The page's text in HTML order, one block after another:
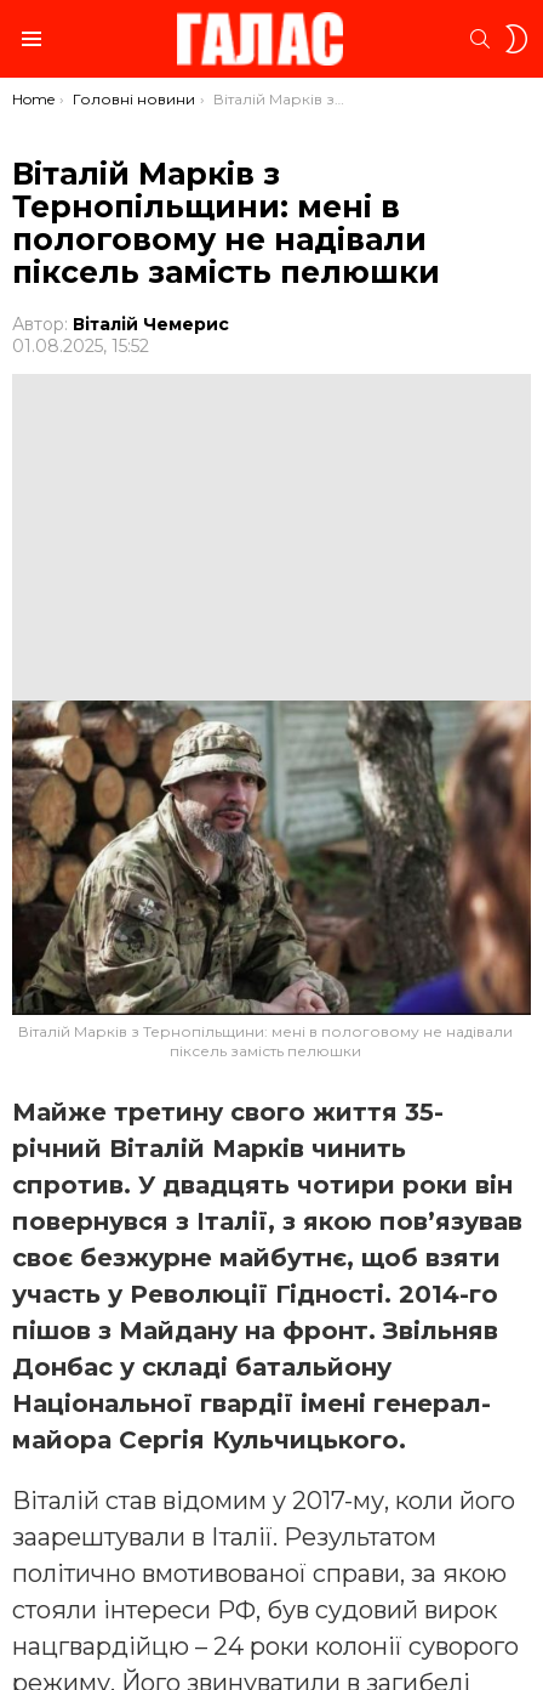
You are here:
Home Головні новини Віталій Марків з Тернопільщини: мені в пологовому не надівали піксель замість пелюшки
Віталій Марків з
Тернопільщини: мені в
пологовому не надівали
піксель замість пелюшки
Автор: Віталій Чемерис
01.08.2025, 15:52
Віталій Марків з Тернопільщини: мені в пологовому не надівали
піксель замість пелюшки
Майже третину свого життя 35-
річний Віталій Марків чинить
спротив. У двадцять чотири роки він
повернувся з Італії, з якою пов’язував
своє безжурне майбутнє, щоб взяти
участь у Революції Гідності. 2014-го
пішов з Майдану на фронт. Звільняв
Донбас у складі батальйону
Національної гвардії імені генерал-
майора Сергія Кульчицького.
Віталій став відомим у 2017-му, коли його
заарештували в Італії. Результатом
політично вмотивованої справи, за якою
стояли інтереси РФ, був судовий вирок
нацгвардійцю – 24 роки колонії суворого
режиму. Його звинуватили в загибелі